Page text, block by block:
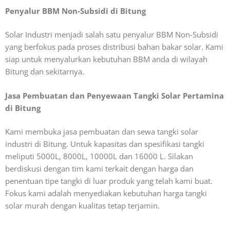
Penyalur BBM Non-Subsidi di Bitung
Solar Industri menjadi salah satu penyalur BBM Non-Subsidi
yang berfokus pada proses distribusi bahan bakar solar. Kami
siap untuk menyalurkan kebutuhan BBM anda di wilayah
Bitung dan sekitarnya.
Jasa Pembuatan dan Penyewaan Tangki Solar Pertamina
di Bitung
Kami membuka jasa pembuatan dan sewa tangki solar
industri di Bitung. Untuk kapasitas dan spesifikasi tangki
meliputi 5000L, 8000L, 10000L dan 16000 L. Silakan
berdiskusi dengan tim kami terkait dengan harga dan
penentuan tipe tangki di luar produk yang telah kami buat.
Fokus kami adalah menyediakan kebutuhan harga tangki
solar murah dengan kualitas tetap terjamin.